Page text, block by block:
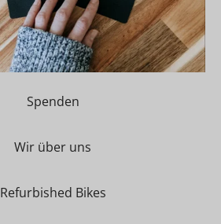
Spenden
Wir über uns
Refurbished Bikes